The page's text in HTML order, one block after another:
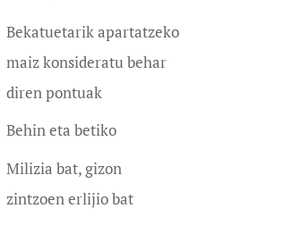
Bekatuetarik apartatzeko
maiz konsideratu behar
diren pontuak
Behin eta betiko
Milizia bat, gizon
zintzoen erlijio bat